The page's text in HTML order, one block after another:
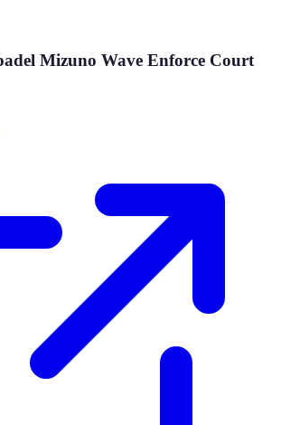
Mizuno Wave Enforce Court